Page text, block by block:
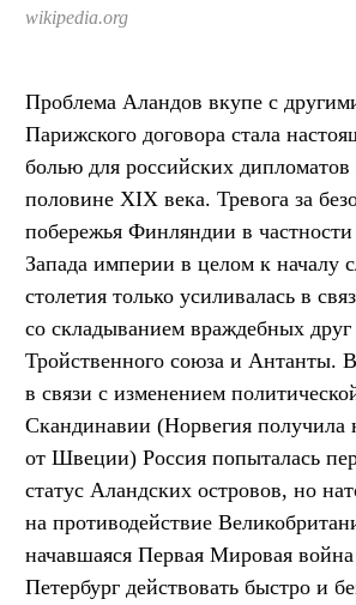
wikipedia.org
Проблема Аландов вкупе с
Парижского договора стала
болью для российских дипломатов
половине XIX века. Тревога за
побережья Финляндии в
Запада империи в целом к началу
столетия только усиливалась в
со складыванием враждебных друг
Тройственного союза и Антанты.
в связи с изменением
Скандинавии (Норвегия получила
от Швеции) Россия попыталась
статус Аландских островов, но
на противодействие
начавшаяся Первая Мировая война
Петербург действовать быстро и